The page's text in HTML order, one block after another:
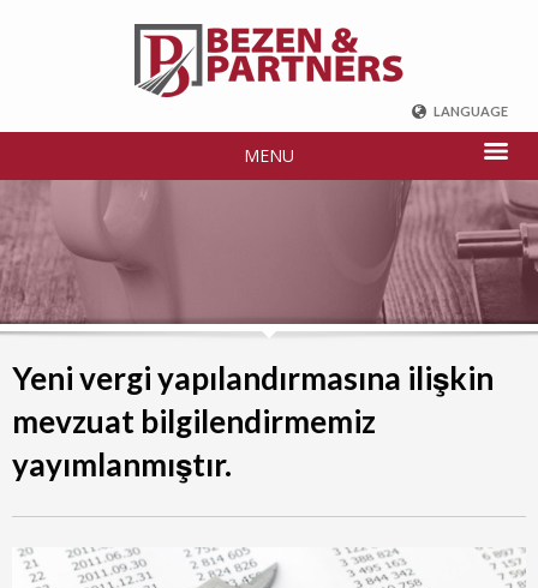
LANGUAGE
РУССКИЙ
中国
TÜRKÇE
MENU
Yeni vergi yapılandırmasına ilişkin
mevzuat bilgilendirmemiz
yayımlanmıştır.